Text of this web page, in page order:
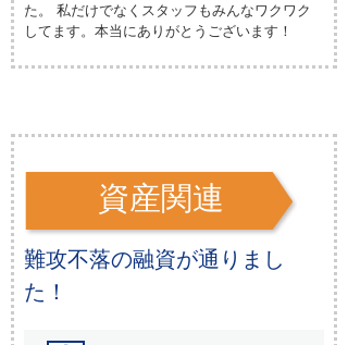
た。 私だけでなくスタッフもみんなワクワク
してます。本当にありがとうございます！
資産関連
難攻不落の融資が通りまし
た！